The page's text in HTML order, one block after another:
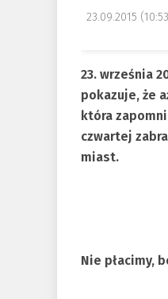
23.09.2015
23. września
pokazuje, że
która
czwartej
miast.
Nie płacimy,